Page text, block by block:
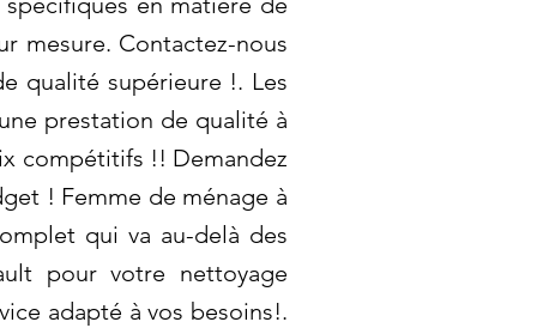
mesure. Contactez-nous
qualité supérieure !. Les
prestation de qualité à
compétitifs !! Demandez
! Femme de ménage à
qui va au-delà des
pour votre nettoyage
adapté à vos besoins!.